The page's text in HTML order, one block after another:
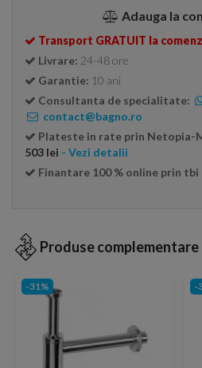
Adauga la
Transport GRATUIT la
Livrare: 24-48 ore
Garantie: 10 ani
Consultanta de specialitate:
contact@bagno.ro
Plateste in rate prin Netopia-
503 lei - Vezi detalii
Finantare 100 % online prin tbi
Produse complementare
-31% -